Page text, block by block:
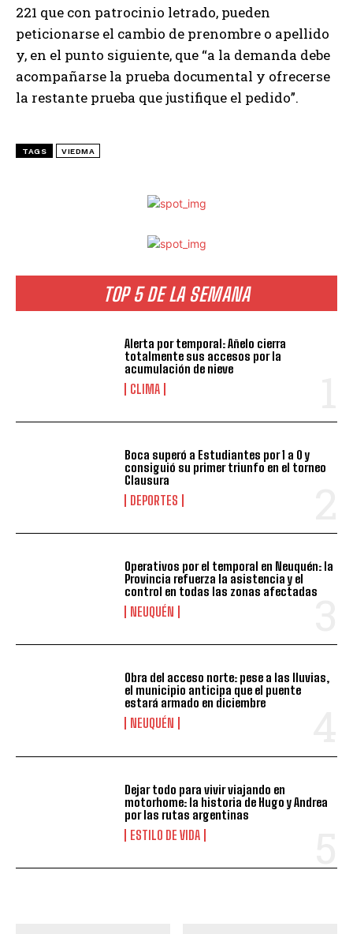
TOP 5 DE LA SEMANA
Alerta por temporal: Añelo cierra
totalmente sus accesos por la
acumulación de nieve
CLIMA
Boca superó a Estudiantes por 1 a 0 y
consiguió su primer triunfo en el torneo
Clausura
DEPORTES
Operativos por el temporal en Neuquén: la
Provincia refuerza la asistencia y el
control en todas las zonas afectadas
NEUQUÉN
Obra del acceso norte: pese a las lluvias,
el municipio anticipa que el puente
estará armado en diciembre
NEUQUÉN
Dejar todo para vivir viajando en
motorhome: la historia de Hugo y Andrea
por las rutas argentinas
ESTILO DE VIDA
221 que con patrocinio letrado, pueden
peticionarse el cambio de prenombre o apellido
y, en el punto siguiente, que “a la demanda debe
acompañarse la prueba documental y ofrecerse
la restante prueba que justifique el pedido”.
TAGS VIEDMA